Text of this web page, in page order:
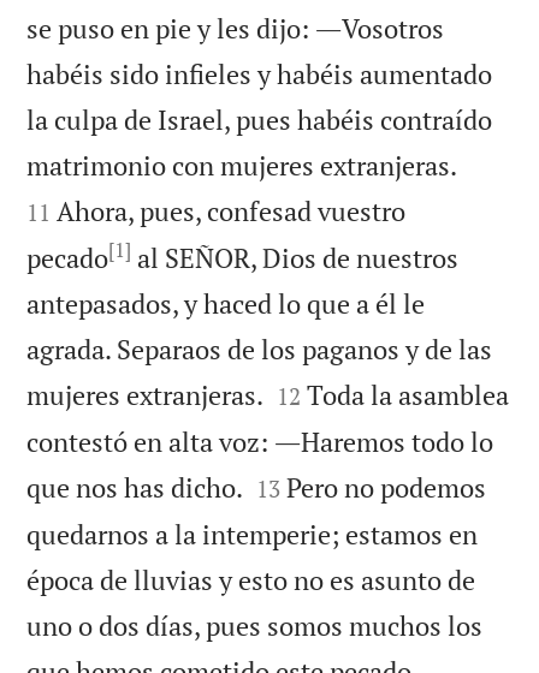
se puso en pie y les dijo: ―Vosotros
habéis sido infieles y habéis aumentado
la culpa de Israel, pues habéis contraído
matrimonio con mujeres extranjeras.
11 Ahora, pues, confesad vuestro
pecado[1] al SEÑOR, Dios de nuestros
antepasados, y haced lo que a él le
agrada. Separaos de los paganos y de las
mujeres extranjeras. 

12 Toda la asamblea
contestó en alta voz: ―Haremos todo lo
que nos has dicho. 

13 Pero no podemos
quedarnos a la intemperie; estamos en
época de lluvias y esto no es asunto de
uno o dos días, pues somos muchos los